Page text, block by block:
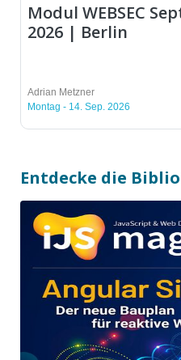
Modul WEBSEC
2026 | Berlin
Adrian Metzner
Montag - 14. Sep. 2026
Entdecke die